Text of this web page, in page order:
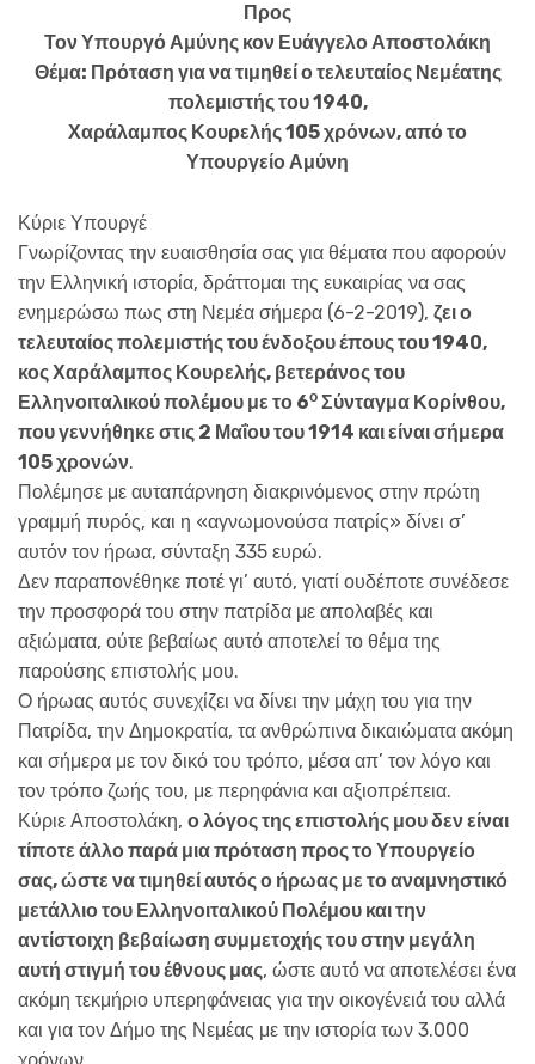
Προς
Τον Υπουργό Αμύνης κον Ευάγγελο Αποστολάκη
Θέμα: Πρόταση για να τιμηθεί ο τελευταίος Νεμέατης
πολεμιστής του 1940,
Χαράλαμπος Κουρελής 105 χρόνων, από το
Υπουργείο Αμύνη
Κύριε Υπουργέ
Γνωρίζοντας την ευαισθησία σας για θέματα που αφορούν
την Ελληνική ιστορία, δράττομαι της ευκαιρίας να σας
ενημερώσω πως στη Νεμέα σήμερα (6-2-2019), ζει ο
τελευταίος πολεμιστής του ένδοξου έπους του 1940,
κος Χαράλαμπος Κουρελής, βετεράνος του
Ελληνοιταλικού πολέμου με το 6ο Σύνταγμα Κορίνθου,
που γεννήθηκε στις 2 Μαΐου του 1914 και είναι σήμερα
105 χρονών.
Πολέμησε με αυταπάρνηση διακρινόμενος στην πρώτη
γραμμή πυρός, και η «αγνωμονούσα πατρίς» δίνει σ’
αυτόν τον ήρωα, σύνταξη 335 ευρώ.
Δεν παραπονέθηκε ποτέ γι’ αυτό, γιατί ουδέποτε συνέδεσε
την προσφορά του στην πατρίδα με απολαβές και
αξιώματα, ούτε βεβαίως αυτό αποτελεί το θέμα της
παρούσης επιστολής μου.
Ο ήρωας αυτός συνεχίζει να δίνει την μάχη του για την
Πατρίδα, την Δημοκρατία, τα ανθρώπινα δικαιώματα ακόμη
και σήμερα με τον δικό του τρόπο, μέσα απ’ τον λόγο και
τον τρόπο ζωής του, με περηφάνια και αξιοπρέπεια.
Κύριε Αποστολάκη, ο λόγος της επιστολής μου δεν είναι
τίποτε άλλο παρά μια πρόταση προς το Υπουργείο
σας, ώστε να τιμηθεί αυτός ο ήρωας με το αναμνηστικό
μετάλλιο του Ελληνοιταλικού Πολέμου και την
αντίστοιχη βεβαίωση συμμετοχής του στην μεγάλη
αυτή στιγμή του έθνους μας, ώστε αυτό να αποτελέσει ένα
ακόμη τεκμήριο υπερηφάνειας για την οικογένειά του αλλά
και για τον Δήμο της Νεμέας με την ιστορία των 3.000